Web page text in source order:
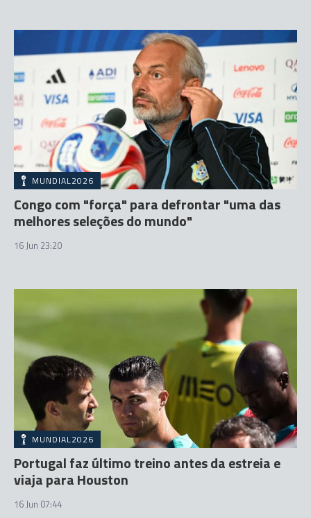
MUNDIAL2026
Congo com "força" para defrontar "uma das
melhores seleções do mundo"
16 Jun 23:20
MUNDIAL2026
Portugal faz último treino antes da estreia e
viaja para Houston
16 Jun 07:44